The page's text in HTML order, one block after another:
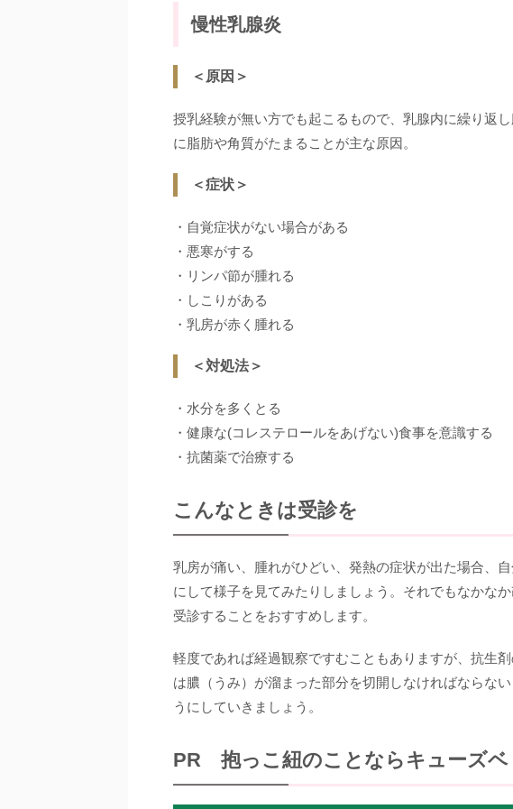
慢性乳腺炎
＜原因＞
授乳経験が無い方でも起こるもので、乳腺内に繰り返
に脂肪や角質がたまることが主な原因。
＜症状＞
・自覚症状がない場合がある
・悪寒がする
・リンパ節が腫れる
・しこりがある
・乳房が赤く腫れる
＜対処法＞
・水分を多くとる
・健康な(コレステロールをあげない)食事を意識する
・抗菌薬で治療する
こんなときは受診を
乳房が痛い、腫れがひどい、発熱の症状が出た場合、
にして様子を見てみたりしましょう。それでもなかな
受診することをおすすめします。
軽度であれば経過観察ですむこともありますが、抗生
は膿（うみ）が溜まった部分を切開しなければならな
うにしていきましょう。
PR 抱っこ紐のことならキューズベ